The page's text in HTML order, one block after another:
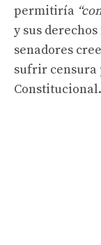
permitiría
y sus
senadores
sufrir censura
Constitucional.